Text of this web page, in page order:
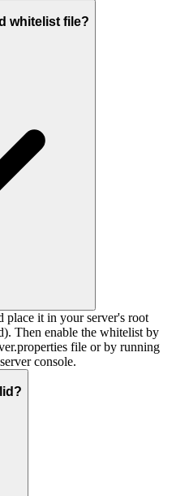
whitelist file?
it in your server's root
Then enable the whitelist by
file or by running
console.